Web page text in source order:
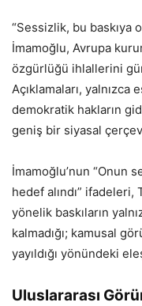
“Sessizlik, bu baskıya
İmamoğlu, Avrupa
özgürlüğü ihlallerini
Açıklamaları,
demokratik hakların
geniş bir siyasal
İmamoğlu’nun “Onun
hedef alındı”
yönelik baskıların
kalmadığı; kamusal
yayıldığı yönündeki
Uluslararası